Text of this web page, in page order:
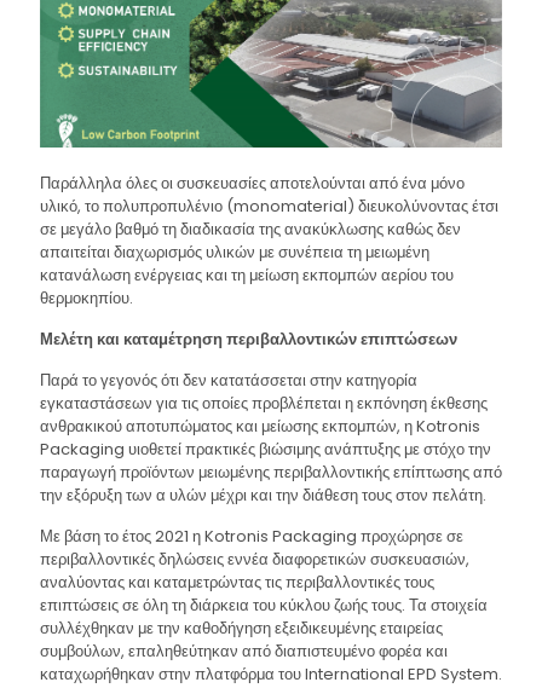
Παράλληλα όλες οι συσκευασίες αποτελούνται από ένα μόνο
υλικό, το πολυπροπυλένιο (monomaterial) διευκολύνοντας έτσι
σε μεγάλο βαθμό τη διαδικασία της ανακύκλωσης καθώς δεν
απαιτείται διαχωρισμός υλικών με συνέπεια τη μειωμένη
κατανάλωση ενέργειας και τη μείωση εκπομπών αερίου του
θερμοκηπίου.
Μελέτη και καταμέτρηση περιβαλλοντικών επιπτώσεων
Παρά το γεγονός ότι δεν κατατάσσεται στην κατηγορία
εγκαταστάσεων για τις οποίες προβλέπεται η εκπόνηση έκθεσης
ανθρακικού αποτυπώματος και μείωσης εκπομπών, η Kotronis
Packaging υιοθετεί πρακτικές βιώσιμης ανάπτυξης με στόχο την
παραγωγή προϊόντων μειωμένης περιβαλλοντικής επίπτωσης από
την εξόρυξη των α υλών μέχρι και την διάθεση τους στον πελάτη.
Με βάση το έτος 2021 η Kotronis Packaging προχώρησε σε
περιβαλλοντικές δηλώσεις εννέα διαφορετικών συσκευασιών,
αναλύοντας και καταμετρώντας τις περιβαλλοντικές τους
επιπτώσεις σε όλη τη διάρκεια του κύκλου ζωής τους. Τα στοιχεία
συλλέχθηκαν με την καθοδήγηση εξειδικευμένης εταιρείας
συμβούλων, επαληθεύτηκαν από διαπιστευμένο φορέα και
καταχωρήθηκαν στην πλατφόρμα του International EPD System.